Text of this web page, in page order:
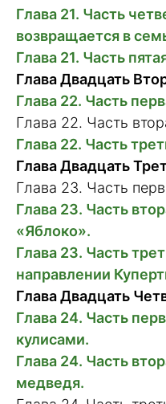
Глава 21. Часть
возвращается в
Глава 21. Часть
Глава Двадцать
Глава 22. Часть
Глава 22. Часть
Глава 22. Часть
Глава Двадцать
Глава 23. Часть
Глава 23. Часть
«Яблоко».
Глава 23. Часть
направлении
Глава Двадцать
Глава 24. Часть
кулисами.
Глава 24. Часть
медведя.